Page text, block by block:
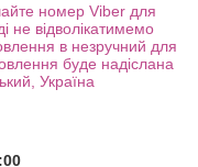
номер Viber для
не відволікатимемо
в незручний для
буде надіслана
Україна